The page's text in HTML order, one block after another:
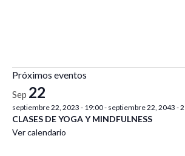
Próximos eventos
Sep 22
septiembre 22, 2023 - 19:00- septiembre 22, 2043 -
CLASES DE YOGA Y MINDFULNESS
Ver calendario